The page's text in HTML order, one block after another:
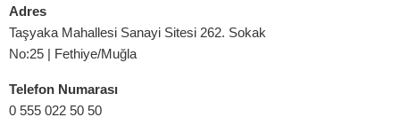
Adres
Taşyaka Mahallesi Sanayi Sitesi 262. Sokak
No:25 | Fethiye/Muğla
Telefon Numarası
0 555 022 50 50